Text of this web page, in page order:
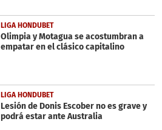
LIGA HONDUBET
Olimpia y Motagua se acostumbran a
empatar en el clásico capitalino
LIGA HONDUBET
Lesión de Donis Escober no es grave y
podrá estar ante Australia